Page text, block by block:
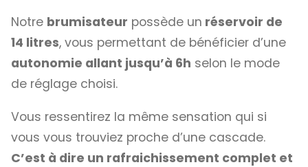
Notre brumisateur possède un réservoir de
14 litres, vous permettant de bénéficier d’une
autonomie allant jusqu’à 6h selon le mode
de réglage choisi.
Vous ressentirez la même sensation qui si
vous vous trouviez proche d’une cascade.
C’est à dire un rafraichissement complet et